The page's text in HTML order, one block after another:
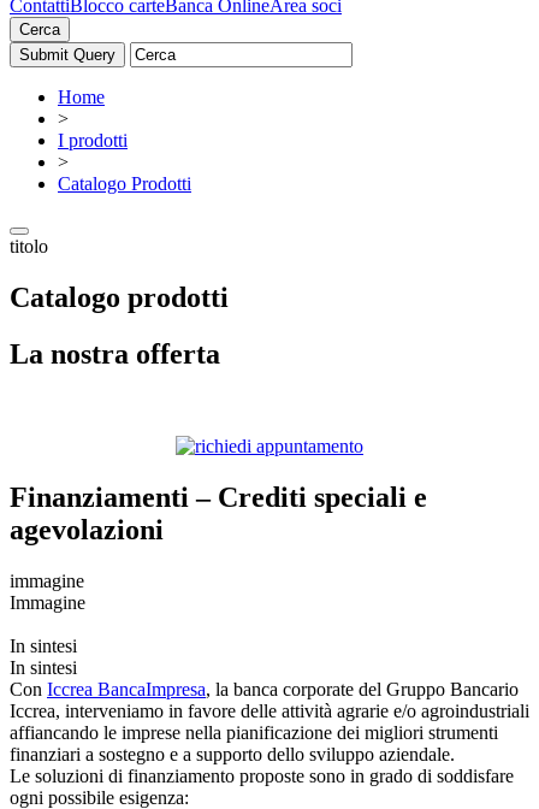
Contatti Blocco carteBanca OnlineArea soci
Cerca
Home
>
I prodotti
>
Catalogo Prodotti
titolo
Catalogo prodotti
La nostra offerta
Finanziamenti – Crediti speciali e
agevolazioni
immagine
Immagine
In sintesi
In sintesi
Con Iccrea BancaImpresa, la banca corporate del Gruppo Bancario
Iccrea, interveniamo in favore delle attività agrarie e/o agroindustriali
affiancando le imprese nella pianificazione dei migliori strumenti
finanziari a sostegno e a supporto dello sviluppo aziendale.
Le soluzioni di finanziamento proposte sono in grado di soddisfare
ogni possibile esigenza: